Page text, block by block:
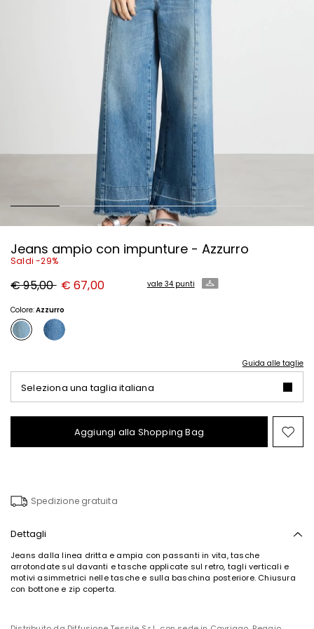
Jeans ampio con impunture - Azzurro
Saldi -29%
Prezzo
originale
95,00
€ 95,00 Nuovo
prezzo
67,00
€ 67,00 vale 34 punti
Colore:Azzurro
Guida alle taglie
Seleziona una taglia italiana
Aggiungi alla Shopping Bag
Spedizione gratuita
Dettagli
Jeans dalla linea dritta e ampia con passanti in vita, tasche
arrotondate sul davanti e tasche applicate sul retro, tagli verticali e
motivi asimmetrici nelle tasche e sulla baschina posteriore. Chiusura
con bottone e zip coperta.